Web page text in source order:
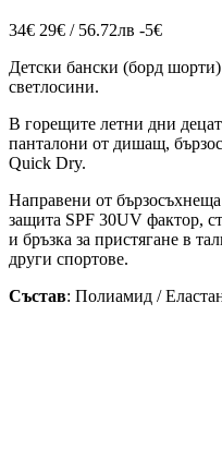
34€ 29€ / 56.72лв -5€
Детски бански (борд
светлосини.
В горещите летни дни
панталони от дишащ,
Quick Dry.
Направени от
защита SPF 30UV фактор,
и бръзка за пристягане в
други спортове.
Състав: Полиамид /